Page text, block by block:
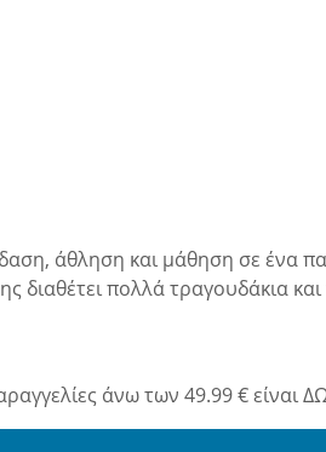
άθληση και μάθηση σε ένα
πολλά τραγουδάκια
άνω των 49.99 € είναι